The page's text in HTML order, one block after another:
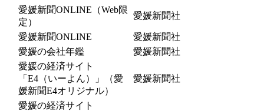
愛媛新聞ONLINE（Web限
定）
愛媛新聞社
愛媛新聞ONLINE
愛媛新聞社
愛媛の会社年鑑
愛媛新聞社
愛媛の経済サイト
「E4（いーよん）」（愛
媛新聞E4オリジナル）
愛媛新聞社
愛媛の経済サイト